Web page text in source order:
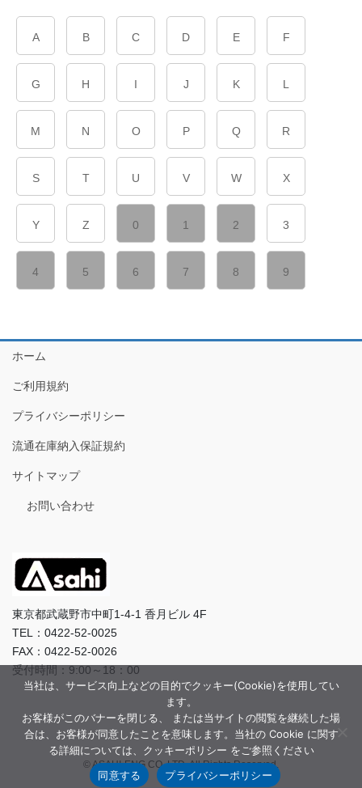
A B C D E F
G H I J K L
M N O P Q R
S T U V W X
Y Z 0 1 2 3
4 5 6 7 8 9
ホーム
ご利用規約
プライバシーポリシー
流通在庫納入保証規約
サイトマップ
お問い合わせ
東京都武蔵野市中町1-4-1 香月ビル 4F
TEL：0422-52-0025
FAX：0422-52-0026
受付時間：9:00～18：00
© ASAHI-ENG CO.,LTD. All Rights Reserved.
当社は、サービス向上などの目的でクッキー(Cookie)を使用してい
ます。
お客様がこのバナーを閉じる、 または当サイトの閲覧を継続した場
合は、お客様が同意したことを意味します。当社の Cookie に関す
る詳細については、クッキーポリシー をご参照ください
同意する
プライバシーポリシー